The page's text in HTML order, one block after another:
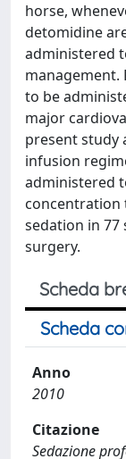
horse,
detomidine
administered
management.
to be
major
present study
infusion
administered
concentration
sedation in
surgery.
Scheda
Scheda
Anno
2010
Citazione
Sedazione